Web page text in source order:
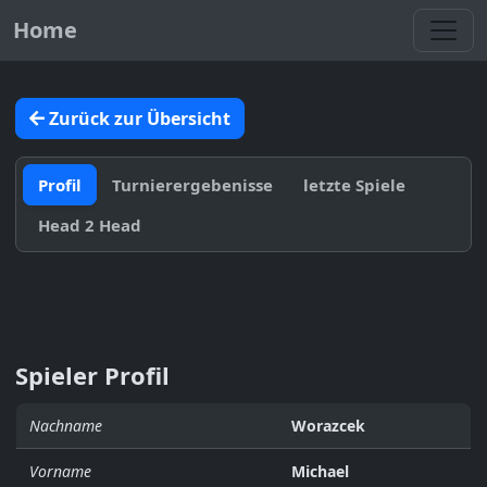
Home
Zurück zur Übersicht
Profil Turnierergebenisse
letzte Spiele
Head 2 Head
Spieler Profil
Nachname Worazcek
Vorname Michael